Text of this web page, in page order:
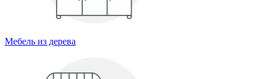
Мебель из дерева